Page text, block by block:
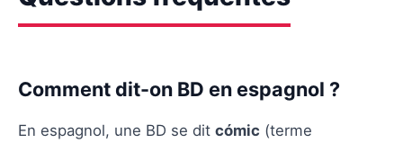
Comment dit-on BD en espagnol ?
En espagnol, une BD se dit cómic (terme